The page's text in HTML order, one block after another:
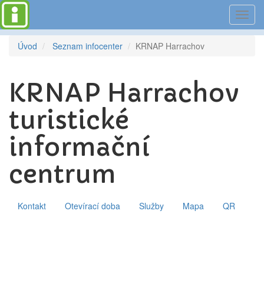
Úvod
Seznam infocenter KRNAP Harrachov
KRNAP Harrachov
turistické
informační
centrum
Kontakt Otevírací doba Služby Mapa QR